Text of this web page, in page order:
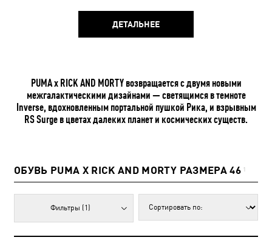
ДЕТАЛЬНЕЕ
PUMA x RICK AND MORTY возвращается с двумя новыми
межгалактическими дизайнами — светящимся в темноте
Inverse, вдохновленным портальной пушкой Рика, и взрывным
RS Surge в цветах далеких планет и космических существ.
ОБУВЬ PUMA X RICK AND MORTY РАЗМЕРА 46 1
Фильтры (1)